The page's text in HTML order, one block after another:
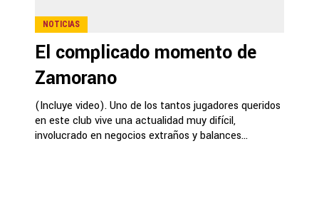
NOTICIAS
El complicado momento de
Zamorano
(Incluye video). Uno de los tantos jugadores queridos
en este club vive una actualidad muy difícil,
involucrado en negocios extraños y balances...